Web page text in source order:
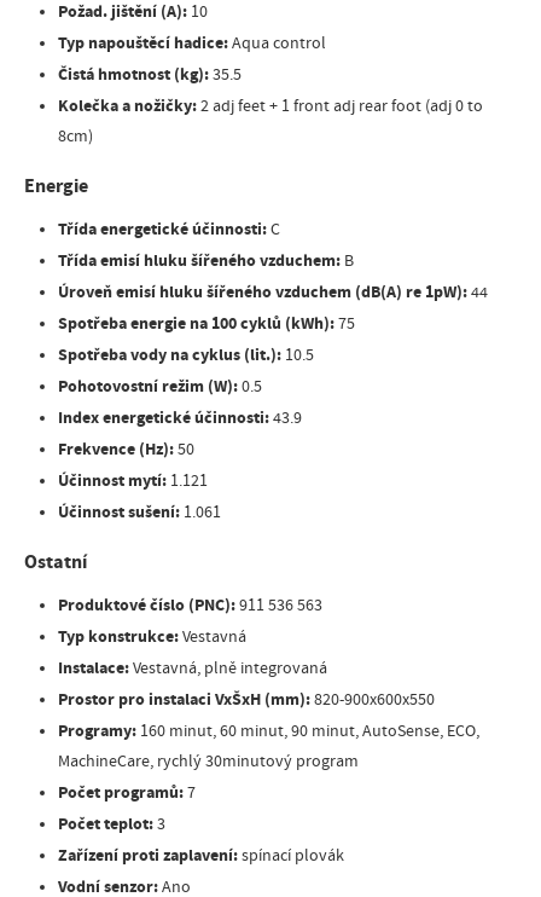
Požad. jištění (A): 10
Typ napouštěcí hadice:Aqua control
Čistá hmotnost (kg):35.5
Kolečka a nožičky:2 adj feet + 1 front adj rear foot (adj 0 to
8cm)
Energie
Třída energetické účinnosti:C
Třída emisí hluku šířeného vzduchem: B
Úroveň emisí hluku šířeného vzduchem (dB(A) re 1pW):44
Spotřeba energie na 100 cyklů (kWh):75
Spotřeba vody na cyklus (lit.): 10.5
Pohotovostní režim (W):0.5
Index energetické účinnosti:43.9
Frekvence (Hz):50
Účinnost mytí: 1.121
Účinnost sušení: 1.061
Ostatní
Produktové číslo (PNC):911 536 563
Typ konstrukce:Vestavná
Instalace:Vestavná, plně integrovaná
Prostor pro instalaci VxŠxH (mm):820-900x600x550
Programy: 160 minut, 60 minut, 90 minut, AutoSense, ECO,
MachineCare, rychlý 30minutový program
Počet programů:7
Počet teplot:3
Zařízení proti zaplavení:spínací plovák
Vodní senzor:Ano